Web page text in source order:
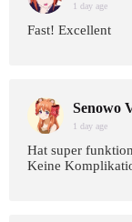
1 day age
Fast! Excellent
Senowo
1 day age
Hat super
Keine